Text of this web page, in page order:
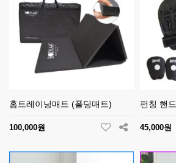
홈트레이닝매트 (폴딩매트)
100,000원
펀칭 핸
45,000원